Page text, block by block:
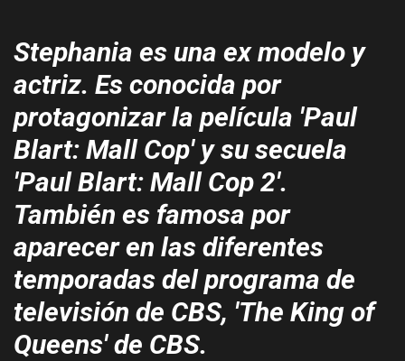
Stephania es una ex modelo y
actriz. Es conocida por
protagonizar la película 'Paul
Blart: Mall Cop' y su secuela
'Paul Blart: Mall Cop 2'.
También es famosa por
aparecer en las diferentes
temporadas del programa de
televisión de CBS, 'The King of
Queens' de CBS.